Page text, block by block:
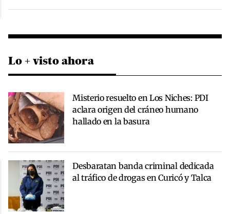
Lo + visto ahora
Misterio resuelto en Los Niches: PDI
aclara origen del cráneo humano
hallado en la basura
Desbaratan banda criminal dedicada
al tráfico de drogas en Curicó y Talca